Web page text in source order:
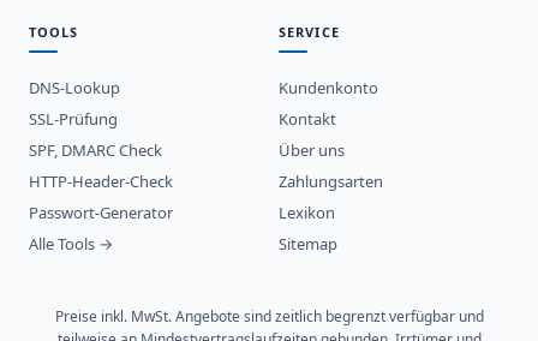
TOOLS
DNS-Lookup
SSL-Prüfung
SPF, DMARC Check
HTTP-Header-Check
Passwort-Generator
Alle Tools →
SERVICE
Kundenkonto
Kontakt
Über uns
Zahlungsarten
Lexikon
Sitemap
Preise inkl. MwSt. Angebote sind zeitlich begrenzt verfügbar und